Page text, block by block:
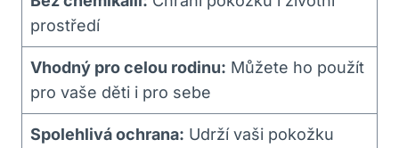
prostředí
Vhodný pro celou rodinu: Můžete ho použít
pro vaše děti i pro sebe
Spolehlivá ochrana: Udrží vaši pokožku